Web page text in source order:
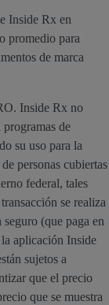
Inside Rx en
promedio para
de marca
Inside Rx no
de
su uso para la
personas cubiertas
federal, tales
se realiza
(que paga en
aplicación Inside
sujetos a
que el precio
que se muestra